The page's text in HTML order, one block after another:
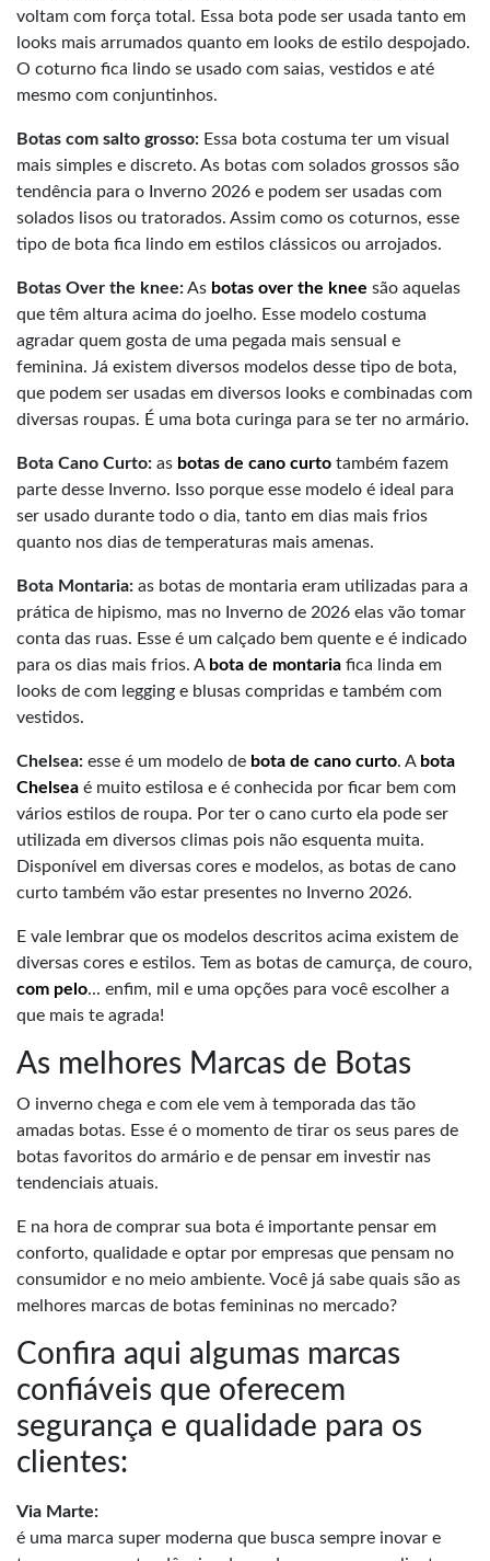
voltam com força total. Essa bota pode ser usada tanto em
looks mais arrumados quanto em looks de estilo despojado.
O coturno fica lindo se usado com saias, vestidos e até
mesmo com conjuntinhos.
Botas com salto grosso: Essa bota costuma ter um visual
mais simples e discreto. As botas com solados grossos são
tendência para o Inverno 2026 e podem ser usadas com
solados lisos ou tratorados. Assim como os coturnos, esse
tipo de bota fica lindo em estilos clássicos ou arrojados.
Botas Over the knee:As botas over the knee são aquelas
que têm altura acima do joelho. Esse modelo costuma
agradar quem gosta de uma pegada mais sensual e
feminina. Já existem diversos modelos desse tipo de bota,
que podem ser usadas em diversos looks e combinadas com
diversas roupas. É uma bota curinga para se ter no armário.
Bota Cano Curto: as botas de cano curto também fazem
parte desse Inverno. Isso porque esse modelo é ideal para
ser usado durante todo o dia, tanto em dias mais frios
quanto nos dias de temperaturas mais amenas.
Bota Montaria: as botas de montaria eram utilizadas para a
prática de hipismo, mas no Inverno de 2026 elas vão tomar
conta das ruas. Esse é um calçado bem quente e é indicado
para os dias mais frios. A bota de montaria fica linda em
looks de com legging e blusas compridas e também com
vestidos.
Chelsea: esse é um modelo de bota de cano curto. A bota
Chelsea é muito estilosa e é conhecida por ficar bem com
vários estilos de roupa. Por ter o cano curto ela pode ser
utilizada em diversos climas pois não esquenta muita.
Disponível em diversas cores e modelos, as botas de cano
curto também vão estar presentes no Inverno 2026.
E vale lembrar que os modelos descritos acima existem de
diversas cores e estilos. Tem as botas de camurça, de couro,
com pelo... enfim, mil e uma opções para você escolher a
que mais te agrada!
As melhores Marcas de Botas
O inverno chega e com ele vem à temporada das tão
amadas botas. Esse é o momento de tirar os seus pares de
botas favoritos do armário e de pensar em investir nas
tendenciais atuais.
E na hora de comprar sua bota é importante pensar em
conforto, qualidade e optar por empresas que pensam no
consumidor e no meio ambiente. Você já sabe quais são as
melhores marcas de botas femininas no mercado?
Confira aqui algumas marcas
confiáveis que oferecem
segurança e qualidade para os
clientes:
Via Marte:
é uma marca super moderna que busca sempre inovar e